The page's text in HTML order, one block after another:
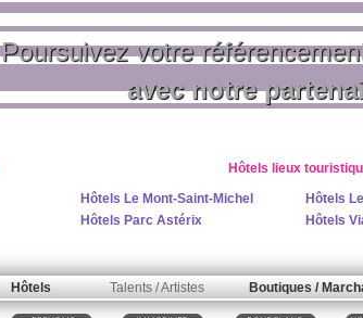
Poursuivez votre
avec notre
Hôtels lieux
Hôtels Le Mont-Saint-Michel
Hôtels
Hôtels Parc Astérix
Hôtels
Hôtels Talents / Artistes Boutiques /